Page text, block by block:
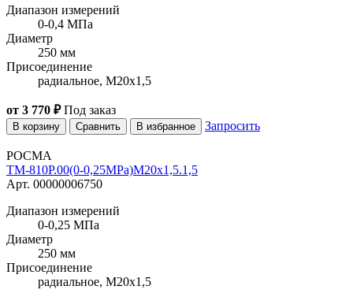
Диапазон измерений
0-0,4 МПа
Диаметр
250 мм
Присоединение
радиальное, M20x1,5
от 3 770 ₽ Под заказ
В корзину Сравнить В избранное Запросить
РОСМА
ТМ-810Р.00(0-0,25MPa)M20x1,5.1,5
Арт. 00000006750
Диапазон измерений
0-0,25 МПа
Диаметр
250 мм
Присоединение
радиальное, M20x1,5